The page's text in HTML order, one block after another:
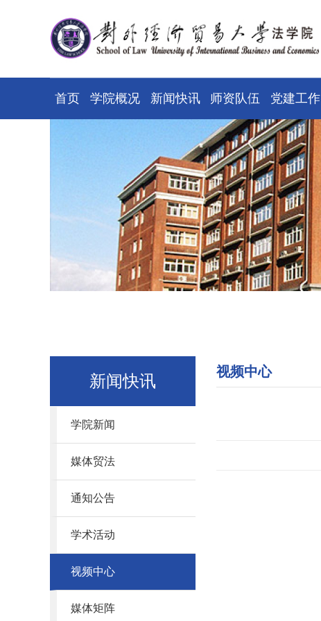
首页 学院概况 新闻快讯 师资队伍 党建工作
新闻快讯
学院新闻
媒体贸法
通知公告
学术活动
视频中心
媒体矩阵
视频中心